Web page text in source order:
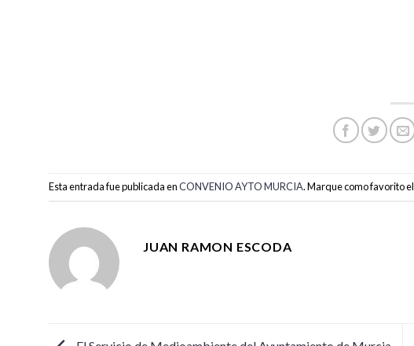
Esta entrada fue publicada enCONVENIO AYTO MURCIA. Marque como favorito el
JUAN RAMON ESCODA